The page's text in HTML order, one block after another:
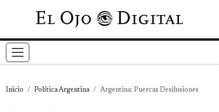
Pasar al contenido principal
Inicio Política Argentina Argentina: Puercas Desilusiones